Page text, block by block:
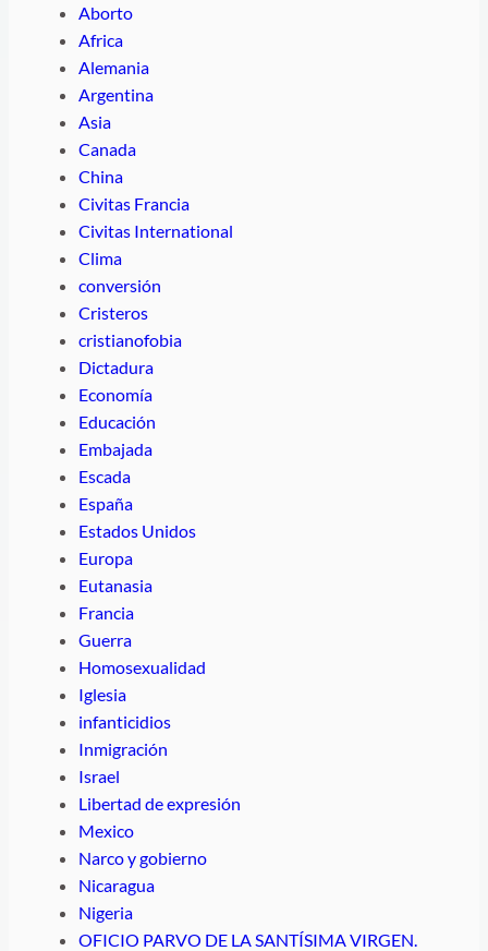
Aborto
Africa
Alemania
Argentina
Asia
Canada
China
Civitas Francia
Civitas International
Clima
conversión
Cristeros
cristianofobia
Dictadura
Economía
Educación
Embajada
Escada
España
Estados Unidos
Europa
Eutanasia
Francia
Guerra
Homosexualidad
Iglesia
infanticidios
Inmigración
Israel
Libertad de expresión
Mexico
Narco y gobierno
Nicaragua
Nigeria
OFICIO PARVO DE LA SANTÍSIMA VIRGEN.